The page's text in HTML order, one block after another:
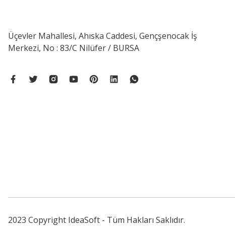
Üçevler Mahallesi, Ahıska Caddesi, Gençşenocak İş
Merkezi, No : 83/C Nilüfer / BURSA
2023 Copyright IdeaSoft - Tüm Hakları Saklıdır.